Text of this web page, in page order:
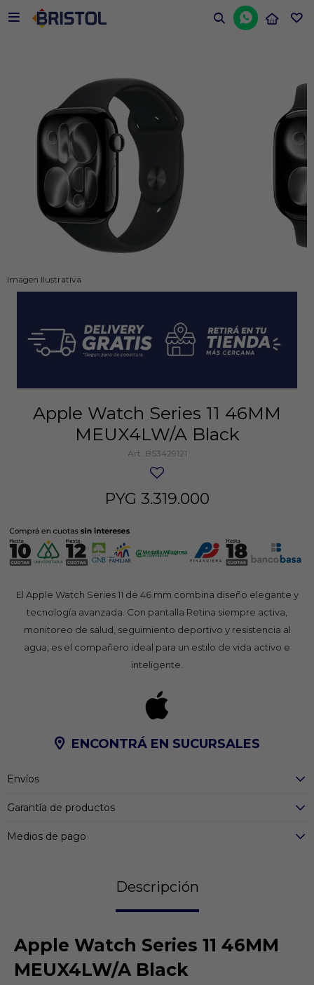


Imagen Ilustrativa
Apple Watch Series 11 46MM
MEUX4LW/A Black
BS3429121
PYG 3.319.000
El Apple Watch Series 11 de 46 mm combina diseño elegante y
tecnología avanzada. Con pantalla Retina siempre activa,
monitoreo de salud, seguimiento deportivo y resistencia al
agua, es el compañero ideal para un estilo de vida activo e
inteligente.
ENCONTRÁ EN SUCURSALES
Envíos
Garantía de productos
Medios de pago
Descripción
Apple Watch Series 11 46MM
MEUX4LW/A Black